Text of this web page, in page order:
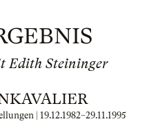
Edith Steininger
| 19.12.1982–29.11.1995